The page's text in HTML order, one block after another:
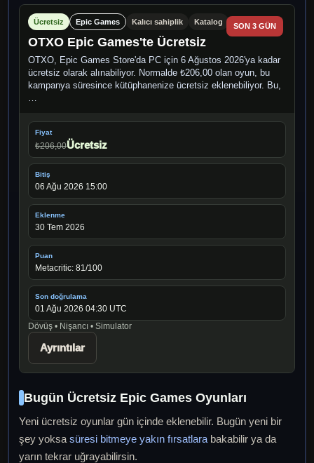
SON 3 GÜN
Ücretsiz Epic Games Kalıcı sahiplik Katalog
OTXO Epic Games'te Ücretsiz
OTXO, Epic Games Store'da PC için 6 Ağustos 2026'ya kadar
ücretsiz olarak alınabiliyor. Normalde ₺206,00 olan oyun, bu
kampanya süresince kütüphanenize ücretsiz eklenebiliyor. Bu,
…
Fiyat
₺206,00Ücretsiz
Bitiş
06 Ağu 2026 15:00
Eklenme
30 Tem 2026
Puan
Metacritic: 81/100
Son doğrulama
01 Ağu 2026 04:30 UTC
Dövüş • Nişancı • Simulator
Ayrıntılar
Bugün Ücretsiz Epic Games Oyunları
Yeni ücretsiz oyunlar gün içinde eklenebilir. Bugün yeni bir
şey yoksa süresi bitmeye yakın fırsatlara bakabilir ya da
yarın tekrar uğrayabilirsin.